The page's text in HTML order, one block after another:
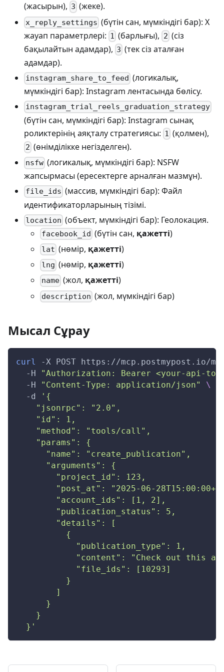
(жасырын), 3 (жеке).
x_reply_settings (бүтін сан, мүмкіндігі бар): X
жауап параметрлері: 1 (барлығы), 2 (сіз
бақылайтын адамдар), 3 (тек сіз аталған
адамдар).
instagram_share_to_feed (логикалық,
мүмкіндігі бар): Instagram лентасында бөлісу.
instagram_trial_reels_graduation_strategy
(бүтін сан, мүмкіндігі бар): Instagram сынақ
роликтерінің аяқталу стратегиясы: 1 (қолмен),
2 (өнімділікке негізделген).
nsfw (логикалық, мүмкіндігі бар): NSFW
жапсырмасы (ересектерге арналған мазмұн).
file_ids (массив, мүмкіндігі бар): Файл
идентификаторларының тізімі.
location (объект, мүмкіндігі бар): Геолокация.
facebook_id (бүтін сан, қажетті)
lat (нөмір, қажетті)
lng (нөмір, қажетті)
name (жол, қажетті)
description (жол, мүмкіндігі бар)
Мысал Сұрау
curl -X POST https://mcp.postmypost.io/
-H
"Authorization: Bearer <your-api-
-H
"Content-Type: application/json"
\
-d
'{
    "jsonrpc": "2.0",
    "id": 1,
    "method": "tools/call",
    "params": {
      "name": "create_publication",
      "arguments": {
        "project_id": 123,
"post_at": "2025-06-
        "account_ids": [1, 2],
        "publication_status": 5,
        "details": [
          {
            "publication_type": 1,
"content": "Check out this
            "file_ids": [10293]
          }
        ]
      }
    }
  }'